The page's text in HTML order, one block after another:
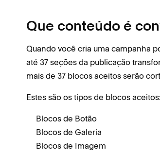
Que conteúdo é
Quando você cria uma campanha
até 37 seções da publicação
mais de 37 blocos aceitos serão
Estes são os tipos de blocos aceitos:
Blocos de Botão
Blocos de Galeria
Blocos de Imagem